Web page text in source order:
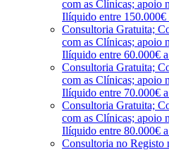
com as Clínicas; apoio
Ilíquido entre 150.000€
Consultoria Gratuita;
com as Clínicas; apoio
Ilíquido entre 60.000€
Consultoria Gratuita;
com as Clínicas; apoio
Ilíquido entre 70.000€
Consultoria Gratuita;
com as Clínicas; apoio
Ilíquido entre 80.000€
Consultoria no Registo